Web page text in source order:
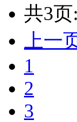
共3页:
上一
1
2
3